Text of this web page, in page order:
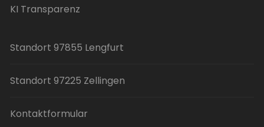
KI Transparenz
Standort 97855 Lengfurt
Standort 97225 Zellingen
Kontaktformular